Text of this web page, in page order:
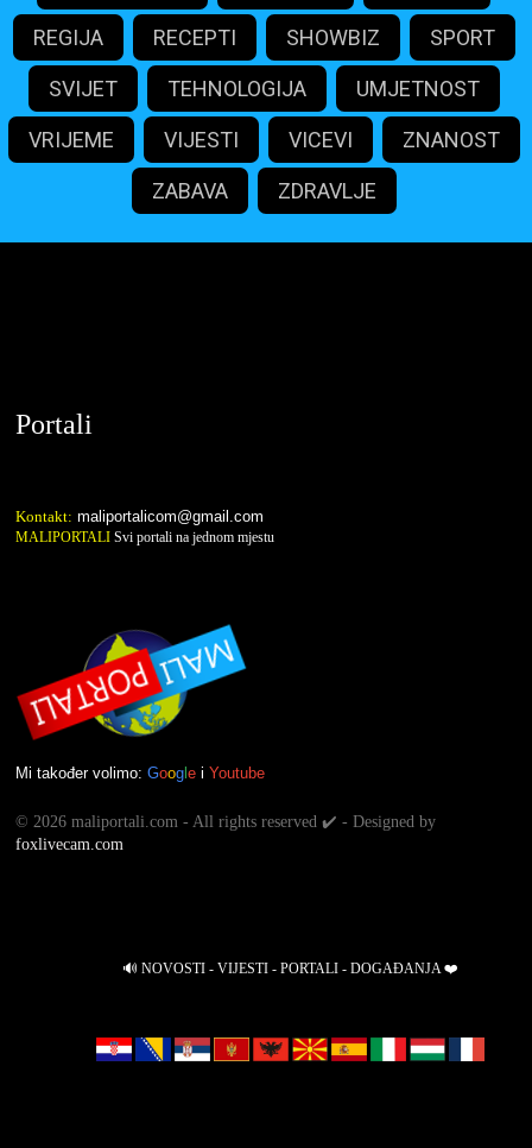
REGIJA RECEPTI SHOWBIZ SPORT
SVIJET TEHNOLOGIJA UMJETNOST
VRIJEME VIJESTI VICEVI ZNANOST
ZABAVA ZDRAVLJE
Portali
Kontakt: maliportalicom@gmail.com
MALIPORTALI Svi portali na jednom mjestu
Mi također volimo: Goog e i Youtube
© 2026 maliportali.com - All rights reserved ✔️ - Designed by
foxlivecam.com
🔊 NOVOSTI - VIJESTI - PORTALI - DOGAĐANJA ❤️